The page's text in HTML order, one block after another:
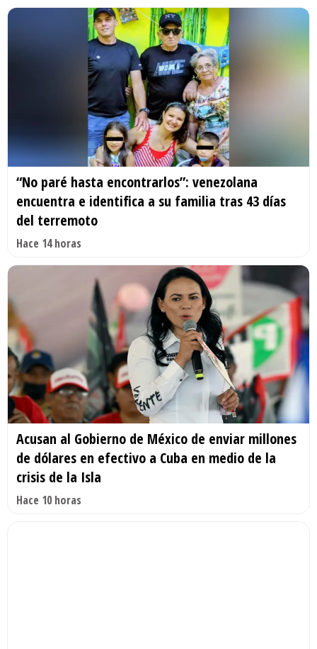
“No paré hasta encontrarlos”: venezolana
encuentra e identifica a su familia tras 43 días
del terremoto
Hace 14 horas
Acusan al Gobierno de México de enviar millones
de dólares en efectivo a Cuba en medio de la
crisis de la Isla
Hace 10 horas